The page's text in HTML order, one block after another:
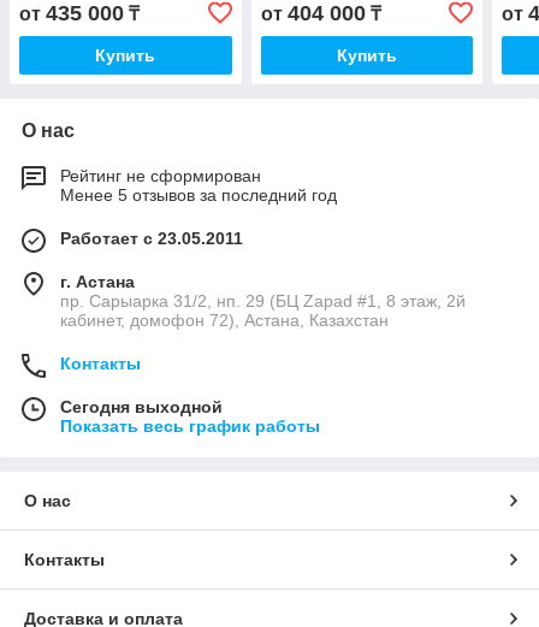
от 435 000 ₸
Купить
от 404 000₸
Купить
от
О нас
Рейтинг не сформирован
Менее 5 отзывов за последний год
Работает с 23.05.2011
г. Астана
пр. Сарыарка 31/2, нп. 29 (БЦ Zapad #1, 8 этаж, 2й
кабинет, домофон 72), Астана, Казахстан
Контакты
Сегодня выходной
Показать весь график работы
О нас
Контакты
Доставка и оплата